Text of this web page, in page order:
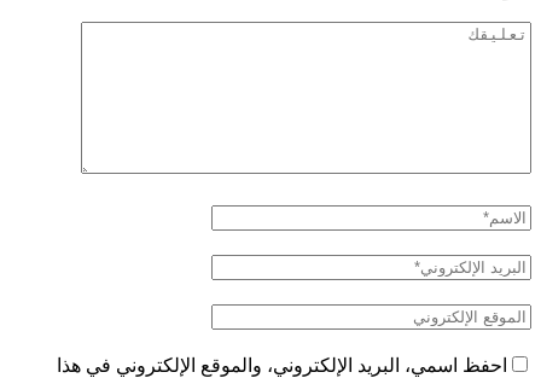
احفظ اسمي، البريد الإلكتروني، والموقع الإلكتروني في هذا